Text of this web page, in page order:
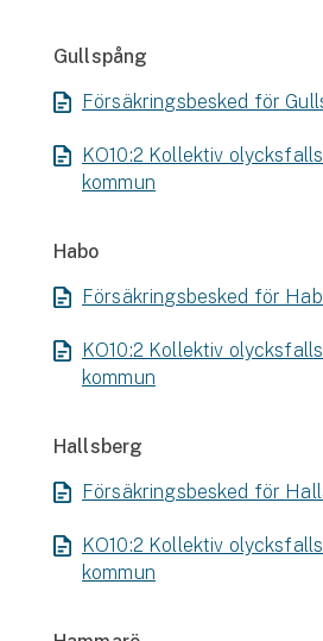
Gullspång
Försäkringsbesked för
KO10:2 Kollektiv
kommun
Habo
Försäkringsbesked för
KO10:2 Kollektiv
kommun
Hallsberg
Försäkringsbesked för
KO10:2 Kollektiv
kommun